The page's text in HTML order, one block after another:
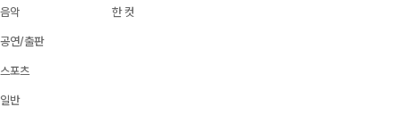
음악
공연/출판
스포츠
일반
한 컷